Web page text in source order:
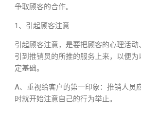
争取顾客的合作。
1、引起顾客注意
引起顾客注意，是要把顾客的心理活
引到推销员的所推的服务上来，以便
定基础。
A、重视给客户的第一印象：推销人员
时就开始注意自己的行为举止。